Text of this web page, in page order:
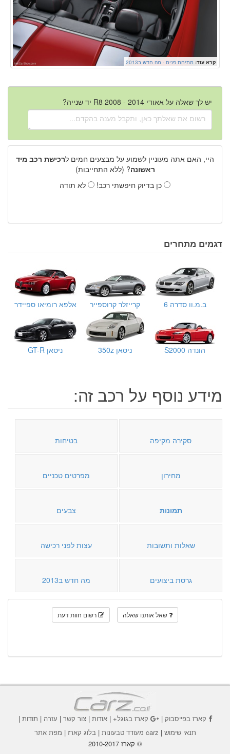
קרא עוד: מתיחת פנים - מה חדש ב2013
יש לך שאלה על אאודי R8 2008 - 2014 יד שנייה?
היי, האם אתה מעוניין לשמוע על מבצעים חמים לרכישת רכב מיד
ראשונה? (ללא התחייבות)
כן בדיוק חיפשתי רכב!
לא תודה
דגמים מתחרים
ב.מ.וו סדרה 6 קרייזלר קרוספייר אלפא רומיאו ספיידר
הונדה S2000 ניסאן 350z ניסאן GT-R
מידע נוסף על רכב זה:
סקירה מקיפה בטיחות
מחירון מפרטים טכניים
תמונות צבעים
שאלות ותשובות עצות לפני רכישה
גרסת ביצועים מה חדש ב2013
שאל אותנו שאלה רשום חוות דעת
קארז בפייסבוק| קארז בגוגל+|אודות |צור קשר | עזרה | תודות |
תנאי שימוש | carz מעודד טבעונות |בלוג קארז | מפת אתר
© קארז 2010-2017